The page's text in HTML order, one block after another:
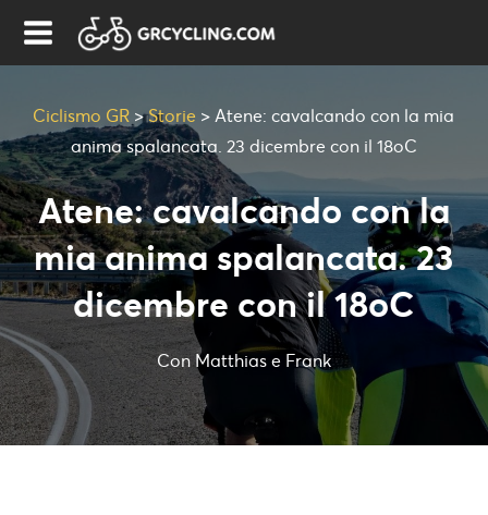
Ciclismo GR >Storie >Atene: cavalcando con la mia
anima spalancata. 23 dicembre con il 18oC
Atene: cavalcando con la
mia anima spalancata. 23
dicembre con il 18oC
Con Matthias e Frank